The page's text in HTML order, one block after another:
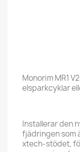
Monorim MR1
elsparkcyklar
Installerar den
fjädringen som
xtech-stödet,